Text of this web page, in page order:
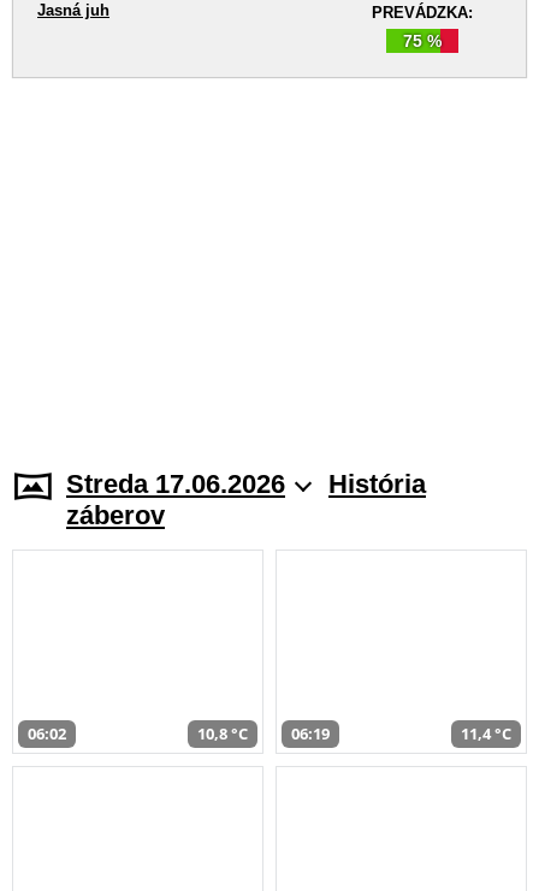
PREVÁDZKA:
75 %
Jasná juh
Streda 17.06.2026
História
záberov
06:02 10,8 °C 06:19 11,4 °C